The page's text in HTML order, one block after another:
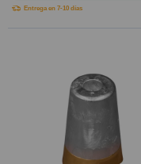
Entrega en 7-10 días